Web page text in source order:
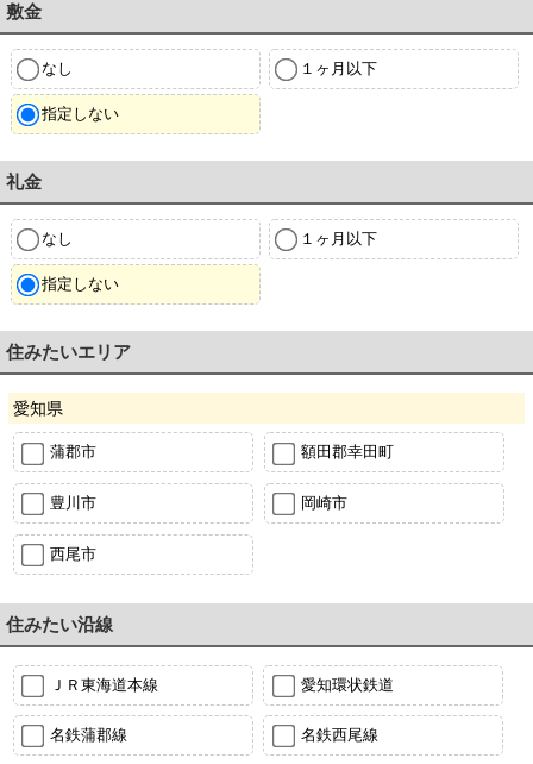
敷金
なし １ヶ月以下
指定しない
礼金
なし １ヶ月以下
指定しない
住みたいエリア
愛知県
蒲郡市 額田郡幸田町
豊川市 岡崎市
西尾市
住みたい沿線
ＪＲ東海道本線 愛知環状鉄道
名鉄蒲郡線 名鉄西尾線